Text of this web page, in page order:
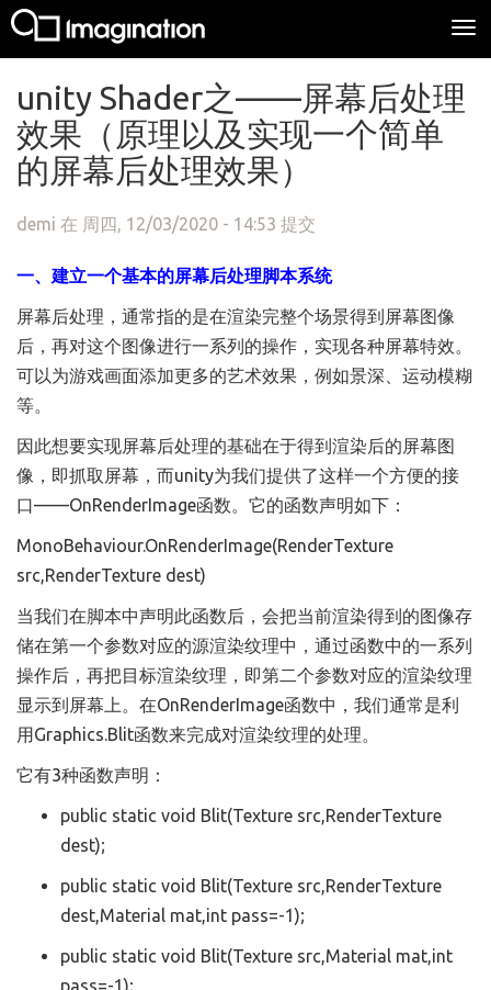
unity Shader之——屏幕后处理
效果（原理以及实现一个简单
的屏幕后处理效果）
demi 在 周四, 12/03/2020 - 14:53 提交
一、建立一个基本的屏幕后处理脚本系统
屏幕后处理，通常指的是在渲染完整个场景得到屏幕图像
后，再对这个图像进行一系列的操作，实现各种屏幕特效。
可以为游戏画面添加更多的艺术效果，例如景深、运动模糊
等。
因此想要实现屏幕后处理的基础在于得到渲染后的屏幕图
像，即抓取屏幕，而unity为我们提供了这样一个方便的接
口——OnRenderImage函数。它的函数声明如下：
MonoBehaviour.OnRenderImage(RenderTexture
src,RenderTexture dest)
当我们在脚本中声明此函数后，会把当前渲染得到的图像存
储在第一个参数对应的源渲染纹理中，通过函数中的一系列
操作后，再把目标渲染纹理，即第二个参数对应的渲染纹理
显示到屏幕上。在OnRenderImage函数中，我们通常是利
用Graphics.Blit函数来完成对渲染纹理的处理。
它有3种函数声明：
public static void Blit(Texture src,RenderTexture
dest);
public static void Blit(Texture src,RenderTexture
dest,Material mat,int pass=-1);
public static void Blit(Texture src,Material mat,int
pass=-1);